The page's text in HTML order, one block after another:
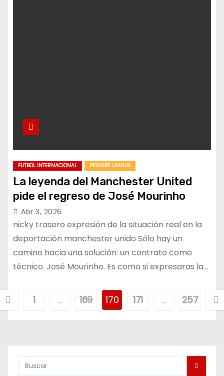
FUTBOL INTERNACIONAL PREMIER LEAGUE
La leyenda del Manchester United
pide el regreso de José Mourinho
Abr 3, 2026
nicky trasero expresión de la situación real en la
deportación manchester unido Sólo hay un
camino hacia una solución: un contrato como
técnico. José Mourinho. Es como si expresaras la…
1 … 169 170 171 … 257